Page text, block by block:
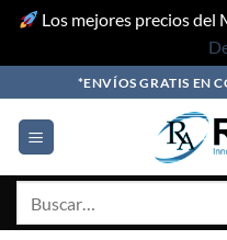
Los mejores precios del
to
content
*ENVÍOS GRATIS EN